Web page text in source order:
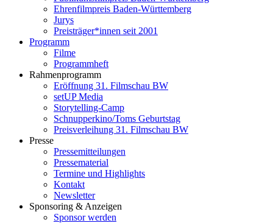
Ehrenfilmpreis Baden-Württemberg
Jurys
Preisträger*innen seit 2001
Programm
Filme
Programmheft
Rahmenprogramm
Eröffnung 31. Filmschau BW
setUP Media
Storytelling-Camp
Schnupperkino/Toms Geburtstag
Preisverleihung 31. Filmschau BW
Presse
Pressemitteilungen
Pressematerial
Termine und Highlights
Kontakt
Newsletter
Sponsoring & Anzeigen
Sponsor werden